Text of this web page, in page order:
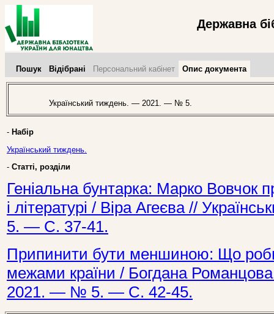
Державна
Пошук Відібрані Персональний кабінет Опис документа
Український тиждень. — 2021. — № 5.
- Набір
Український тиждень.
- Статті, розділи
Геніальна бунтарка: Марко Вовчок
і літературі / Віра Агеєва //
5. — С. 37-41.
Припинити бути меншиною: Що
межами країни / Богдана
2021. — № 5. — С. 42-45.